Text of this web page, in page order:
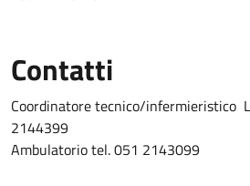
Contatti
Coordinatore tecnico/infermieristico
2144399
Ambulatorio tel. 051 2143099